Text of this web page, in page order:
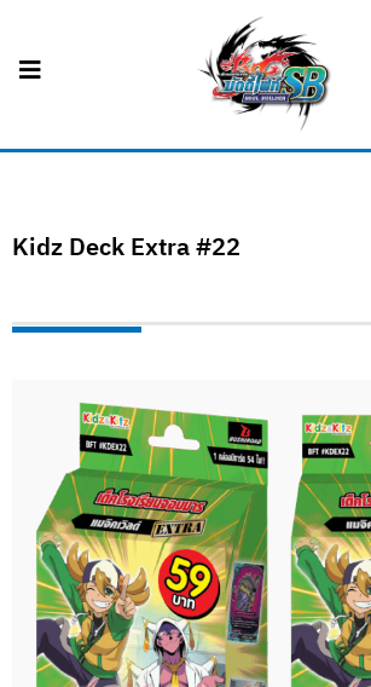
Kidz Deck Extra #22